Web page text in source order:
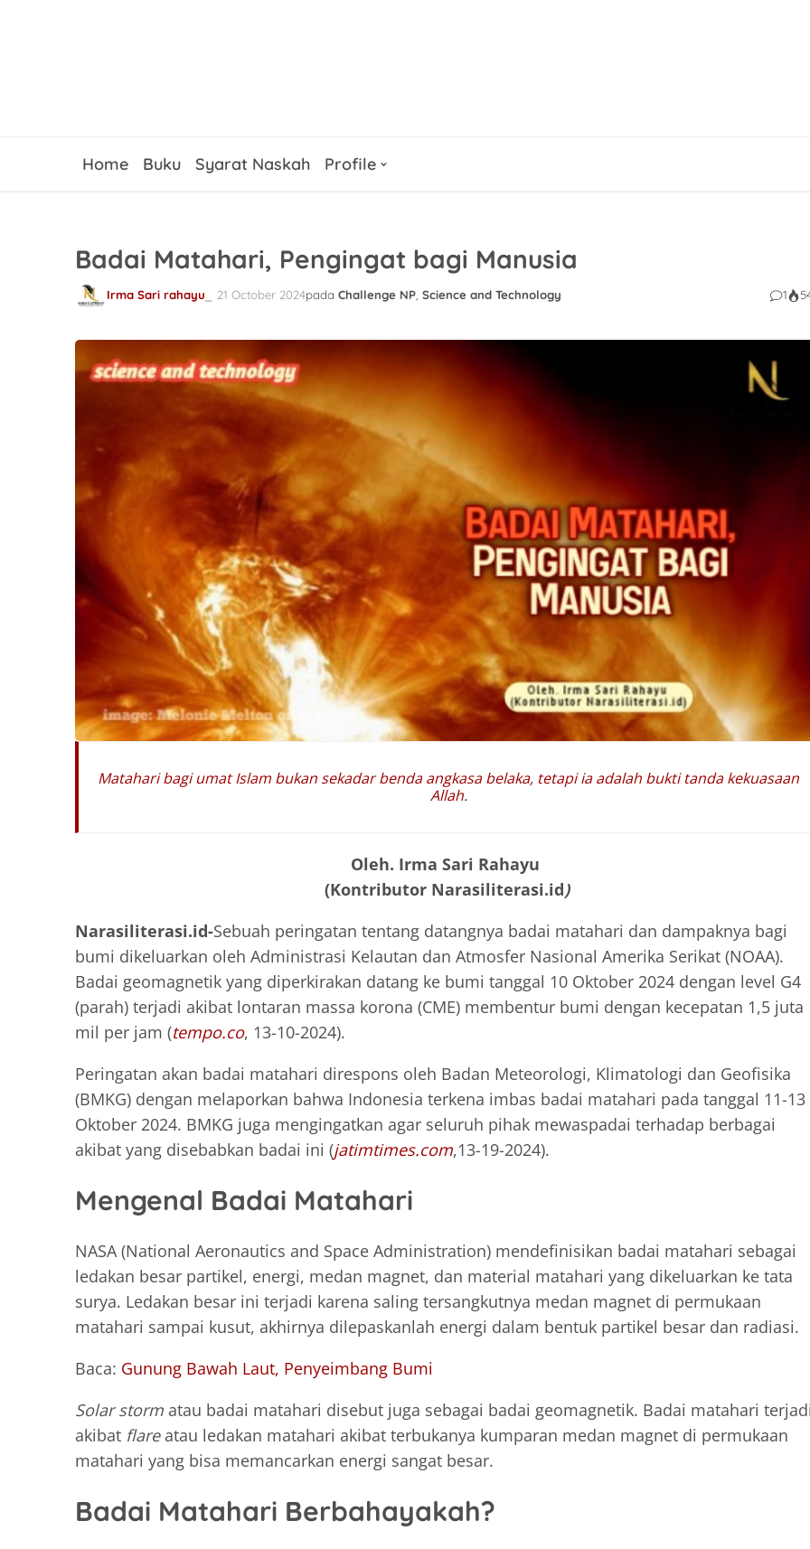
Home Buku Syarat Naskah Profile
Badai Matahari, Pengingat bagi Manusia
Irma Sari rahayu 21 October 2024pada Challenge NP Science and Technology 1
Matahari bagi umat Islam bukan sekadar benda angkasa belaka, tetapi ia adalah bukti tanda kekuasaan
Allah.
Oleh. Irma Sari Rahayu
(Kontributor Narasiliterasi.id)
Narasiliterasi.id-Sebuah peringatan tentang datangnya badai matahari dan dampaknya bagi
bumi dikeluarkan oleh Administrasi Kelautan dan Atmosfer Nasional Amerika Serikat (NOAA).
Badai geomagnetik yang diperkirakan datang ke bumi tanggal 10 Oktober 2024 dengan level G4
(parah) terjadi akibat lontaran massa korona (CME) membentur bumi dengan kecepatan 1,5 juta
mil per jam (tempo.co, 13-10-2024).
Peringatan akan badai matahari direspons oleh Badan Meteorologi, Klimatologi dan Geofisika
(BMKG) dengan melaporkan bahwa Indonesia terkena imbas badai matahari pada tanggal 11-13
Oktober 2024. BMKG juga mengingatkan agar seluruh pihak mewaspadai terhadap berbagai
akibat yang disebabkan badai ini (jatimtimes.com,13-19-2024).
Mengenal Badai Matahari
NASA (National Aeronautics and Space Administration) mendefinisikan badai matahari sebagai
ledakan besar partikel, energi, medan magnet, dan material matahari yang dikeluarkan ke tata
surya. Ledakan besar ini terjadi karena saling tersangkutnya medan magnet di permukaan
matahari sampai kusut, akhirnya dilepaskanlah energi dalam bentuk partikel besar dan radiasi.
Baca: Gunung Bawah Laut, Penyeimbang Bumi
Solar storm atau badai matahari disebut juga sebagai badai geomagnetik. Badai matahari terjadi
akibat flareatau ledakan matahari akibat terbukanya kumparan medan magnet di permukaan
matahari yang bisa memancarkan energi sangat besar.
Badai Matahari Berbahayakah?